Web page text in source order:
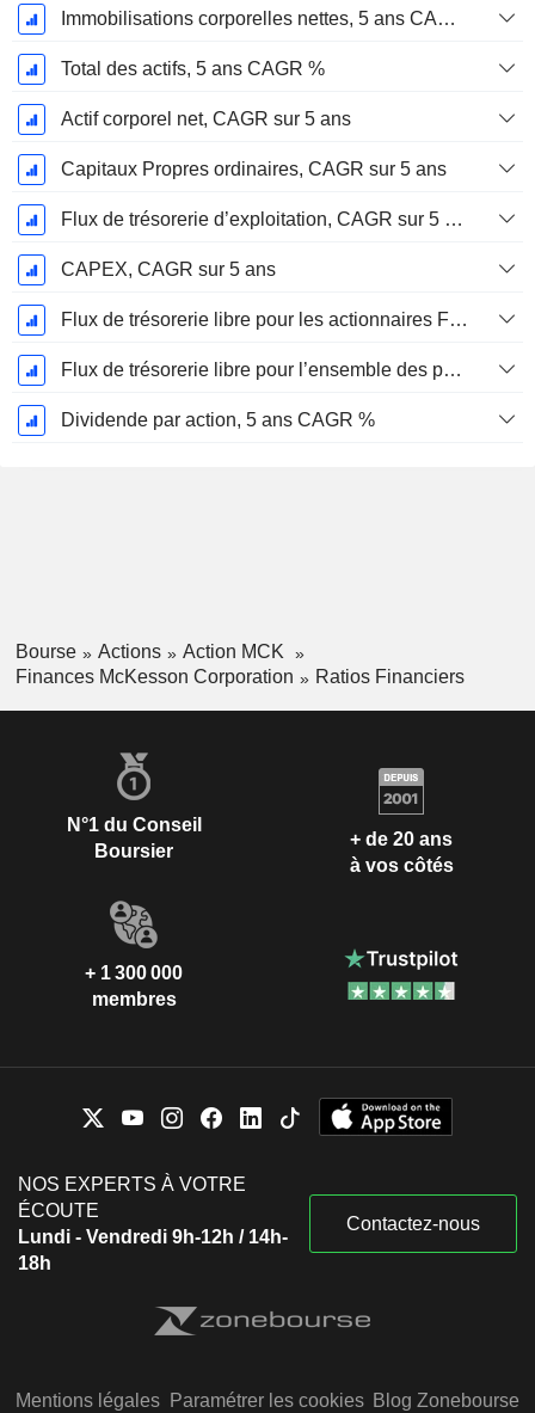
Immobilisations corporelles nettes, 5 ans CAGR %
Total des actifs, 5 ans CAGR %
Actif corporel net, CAGR sur 5 ans
Capitaux Propres ordinaires, CAGR sur 5 ans
Flux de trésorerie d’exploitation, CAGR sur 5 ans
CAPEX, CAGR sur 5 ans
Flux de trésorerie libre pour les actionnaires FCFE, CAGR sur 5 ans
Flux de trésorerie libre pour l’ensemble des pourvoyeurs de fonds (créanciers et actionnaires) FCFF, CAGR sur 5 ans
Dividende par action, 5 ans CAGR %
Bourse Actions
Action MCK
Finances McKesson Corporation
Ratios Financiers
N°1 du Conseil
Boursier
+ de 20 ans
à vos côtés
+ 1 300 000
membres
NOS EXPERTS À VOTRE
ÉCOUTE
Lundi - Vendredi 9h-12h / 14h-
18h
Contactez-nous
Mentions légales Paramétrer les cookies Blog Zonebourse